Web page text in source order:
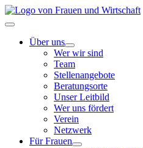
Zum
Inhalt
Toggle
NavigationÜber uns
Wer wir sind
Team
Stellenangebote
Beratungsorte
Unser Leitbild
Wer uns fördert
Verein
Netzwerk
Für Frauen